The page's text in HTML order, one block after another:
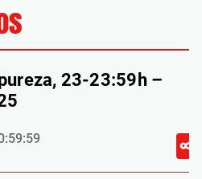
23-23:59h –